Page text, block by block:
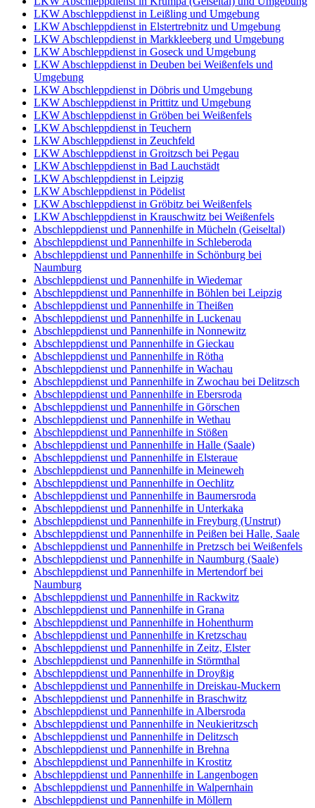
LKW Abschleppdienst in Leißling und Umgebung
LKW Abschleppdienst in Elstertrebnitz und Umgebung
LKW Abschleppdienst in Markkleeberg und Umgebung
LKW Abschleppdienst in Goseck und Umgebung
LKW Abschleppdienst in Deuben bei Weißenfels und
Umgebung
LKW Abschleppdienst in Döbris und Umgebung
LKW Abschleppdienst in Prittitz und Umgebung
LKW Abschleppdienst in Gröben bei Weißenfels
LKW Abschleppdienst in Teuchern
LKW Abschleppdienst in Zeuchfeld
LKW Abschleppdienst in Groitzsch bei Pegau
LKW Abschleppdienst in Bad Lauchstädt
LKW Abschleppdienst in Leipzig
LKW Abschleppdienst in Pödelist
LKW Abschleppdienst in Gröbitz bei Weißenfels
LKW Abschleppdienst in Krauschwitz bei Weißenfels
Abschleppdienst und Pannenhilfe in Mücheln (Geiseltal)
Abschleppdienst und Pannenhilfe in Schleberoda
Abschleppdienst und Pannenhilfe in Schönburg bei
Naumburg
Abschleppdienst und Pannenhilfe in Wiedemar
Abschleppdienst und Pannenhilfe in Böhlen bei Leipzig
Abschleppdienst und Pannenhilfe in Theißen
Abschleppdienst und Pannenhilfe in Luckenau
Abschleppdienst und Pannenhilfe in Nonnewitz
Abschleppdienst und Pannenhilfe in Gieckau
Abschleppdienst und Pannenhilfe in Rötha
Abschleppdienst und Pannenhilfe in Wachau
Abschleppdienst und Pannenhilfe in Zwochau bei Delitzsch
Abschleppdienst und Pannenhilfe in Ebersroda
Abschleppdienst und Pannenhilfe in Görschen
Abschleppdienst und Pannenhilfe in Wethau
Abschleppdienst und Pannenhilfe in Stößen
Abschleppdienst und Pannenhilfe in Halle (Saale)
Abschleppdienst und Pannenhilfe in Elsteraue
Abschleppdienst und Pannenhilfe in Meineweh
Abschleppdienst und Pannenhilfe in Oechlitz
Abschleppdienst und Pannenhilfe in Baumersroda
Abschleppdienst und Pannenhilfe in Unterkaka
Abschleppdienst und Pannenhilfe in Freyburg (Unstrut)
Abschleppdienst und Pannenhilfe in Peißen bei Halle, Saale
Abschleppdienst und Pannenhilfe in Pretzsch bei Weißenfels
Abschleppdienst und Pannenhilfe in Naumburg (Saale)
Abschleppdienst und Pannenhilfe in Mertendorf bei
Naumburg
Abschleppdienst und Pannenhilfe in Rackwitz
Abschleppdienst und Pannenhilfe in Grana
Abschleppdienst und Pannenhilfe in Hohenthurm
Abschleppdienst und Pannenhilfe in Kretzschau
Abschleppdienst und Pannenhilfe in Zeitz, Elster
Abschleppdienst und Pannenhilfe in Störmthal
Abschleppdienst und Pannenhilfe in Droyßig
Abschleppdienst und Pannenhilfe in Dreiskau-Muckern
Abschleppdienst und Pannenhilfe in Braschwitz
Abschleppdienst und Pannenhilfe in Albersroda
Abschleppdienst und Pannenhilfe in Neukieritzsch
Abschleppdienst und Pannenhilfe in Delitzsch
Abschleppdienst und Pannenhilfe in Brehna
Abschleppdienst und Pannenhilfe in Krostitz
Abschleppdienst und Pannenhilfe in Langenbogen
Abschleppdienst und Pannenhilfe in Walpernhain
Abschleppdienst und Pannenhilfe in Möllern